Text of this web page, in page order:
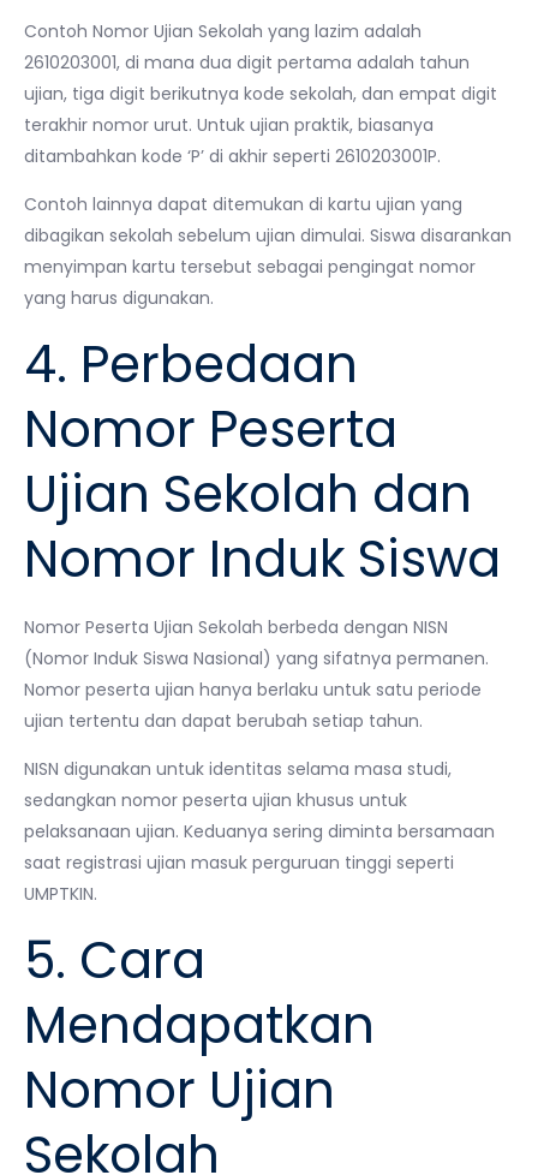
Contoh Nomor Ujian Sekolah yang lazim adalah
2610203001, di mana dua digit pertama adalah tahun
ujian, tiga digit berikutnya kode sekolah, dan empat digit
terakhir nomor urut. Untuk ujian praktik, biasanya
ditambahkan kode ‘P’ di akhir seperti 2610203001P.
Contoh lainnya dapat ditemukan di kartu ujian yang
dibagikan sekolah sebelum ujian dimulai. Siswa disarankan
menyimpan kartu tersebut sebagai pengingat nomor
yang harus digunakan.
4. Perbedaan
Nomor Peserta
Ujian Sekolah dan
Nomor Induk Siswa
Nomor Peserta Ujian Sekolah berbeda dengan NISN
(Nomor Induk Siswa Nasional) yang sifatnya permanen.
Nomor peserta ujian hanya berlaku untuk satu periode
ujian tertentu dan dapat berubah setiap tahun.
NISN digunakan untuk identitas selama masa studi,
sedangkan nomor peserta ujian khusus untuk
pelaksanaan ujian. Keduanya sering diminta bersamaan
saat registrasi ujian masuk perguruan tinggi seperti
UMPTKIN.
5. Cara
Mendapatkan
Nomor Ujian
Sekolah